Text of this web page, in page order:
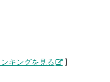
キングを見る 】